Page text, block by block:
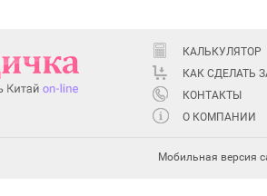
КАЛЬКУЛЯТОР
КАК СДЕЛАТЬ
КОНТАКТЫ
О КОМПАНИИ
Мобильная версия